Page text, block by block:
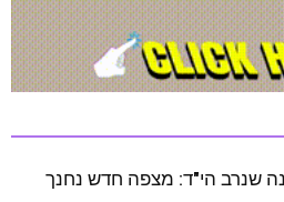
שנרב הי"ד: מצפה חדש נחנך